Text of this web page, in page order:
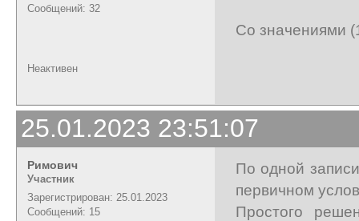
Сообщений: 32
Со значениями
Неактивен
25.01.2023 23:51:07
Римович
Участник
Зарегистрирован: 25.01.2023
Сообщений: 15
По одной
первичном
Простого